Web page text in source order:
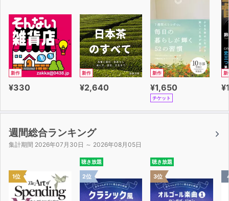
聞く）
・フロントで（希望を伝える／館内施設の場所を聞く）
・部屋（使いたいと伝える／欲しいと伝える）
・朝食（朝食を注文する）
・トラブル（故障している）
●飲食
リクエストをする／メニューを頼む／飲み物を頼む／ワイ
ンについて／前菜を注文する／メインディッシュを注文す
る／タパスを注文する／デザートを注文する／料理の感想
●買い物
新作
¥330
新作
¥2,640
新作
¥1,650
チケット
新
週間総合ランキング
集計期間 2026年07月30日 ～ 2026年08月05日
1位
聴き放題
2位
聴き放題
3位